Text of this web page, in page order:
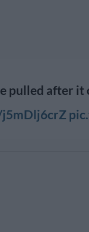
pulled after